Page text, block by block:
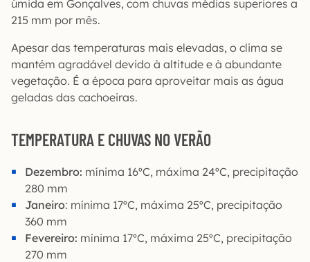
úmida em Gonçalves, com chuvas médias superiores a
215 mm por mês.
Apesar das temperaturas mais elevadas, o clima se
mantém agradável devido à altitude e à abundante
vegetação. É a época para aproveitar mais as água
geladas das cachoeiras.
TEMPERATURA E CHUVAS NO VERÃO
Dezembro: mínima 16ºC, máxima 24ºC, precipitação
280 mm
Janeiro: mínima 17ºC, máxima 25ºC, precipitação
360 mm
Fevereiro: mínima 17ºC, máxima 25ºC, precipitação
270 mm